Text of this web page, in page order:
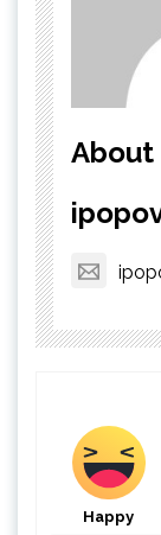
About
Happy